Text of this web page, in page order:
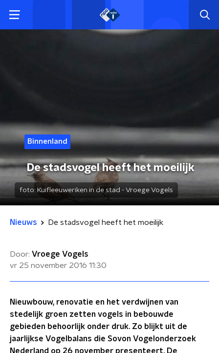
Binnenland
De stadsvogel heeft het moeilijk
foto: Kuifleeuweriken in de stad - Vroege Vogels
Nieuws De stadsvogel heeft het moeilijk
Door: Vroege Vogels
vr 25 november 2016 11:30
Nieuwbouw, renovatie en het verdwijnen van
stedelijk groen zetten vogels in bebouwde
gebieden behoorlijk onder druk. Zo blijkt uit de
jaarlijkse Vogelbalans die Sovon Vogelonderzoek
Nederland op 26 november presenteert. De